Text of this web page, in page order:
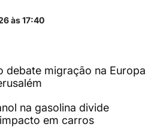
às 17:40
debate migração na Europa
na gasolina divide
em carros